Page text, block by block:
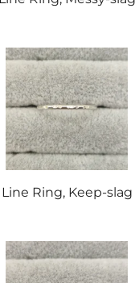
Line Ring, Keep-slag